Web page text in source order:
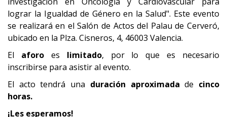
lograr la Igualdad de Género en la Salud". Este evento
se realizará en el Salón de Actos del Palau de Cerveró,
ubicado en la Plza. Cisneros, 4, 46003 Valencia.
El aforo es limitado, por lo que es necesario
inscribirse para asistir al evento.
El acto tendrá una duración aproximadade cinco
horas.
¡Les esperamos!